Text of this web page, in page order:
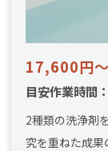
17,600円～
目安作業時間
2種類の洗浄剤
究を重ねた成